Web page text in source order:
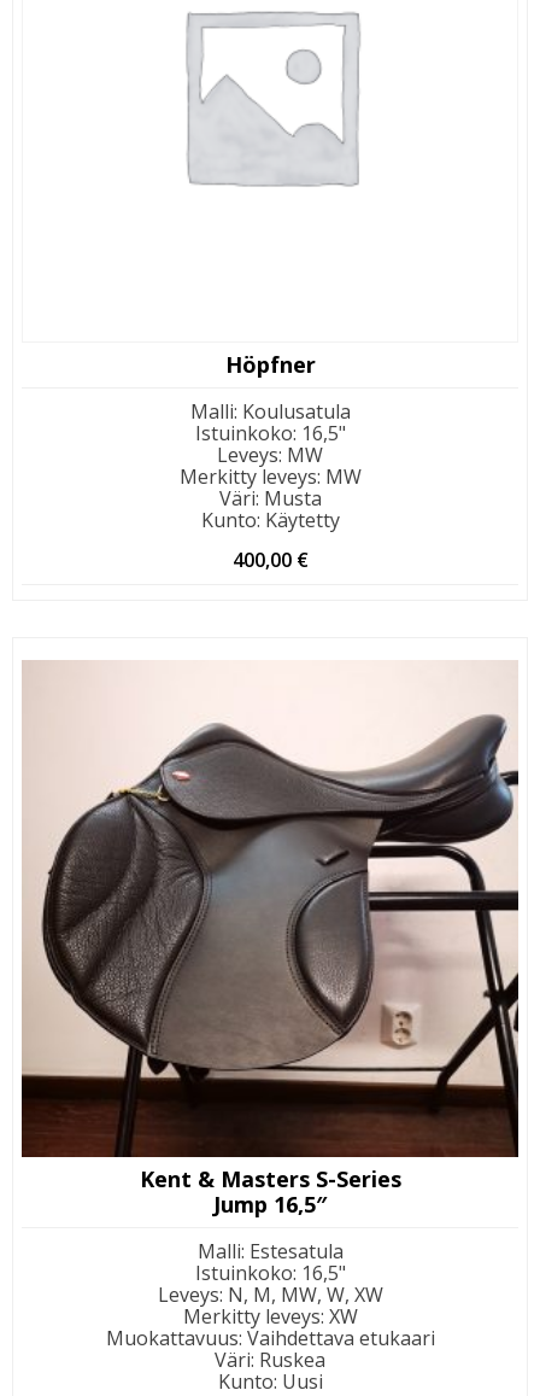
Höpfner
Malli: Koulusatula
Istuinkoko: 16,5"
Leveys: MW
Merkitty leveys: MW
Väri: Musta
Kunto: Käytetty
400,00 €
Kent & Masters S-Series
Jump 16,5″
Malli: Estesatula
Istuinkoko: 16,5"
Leveys: N, M, MW, W, XW
Merkitty leveys: XW
Muokattavuus: Vaihdettava etukaari
Väri: Ruskea
Kunto: Uusi